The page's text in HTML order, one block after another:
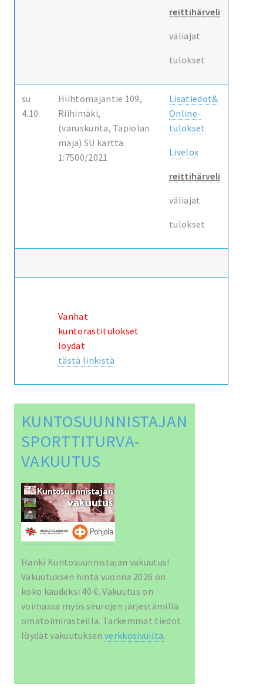
reittihärveli
väliajat
tulokset
su
4.10.
Hiihtomajantie 109,
Riihimäki,
(varuskunta, Tapiolan
maja) SU kartta
1:7500/2021
Lisätiedot&
Online-
tulokset
Livelox
reittihärveli
väliajat
tulokset
Vanhat
kuntorastitulokset
löydät
tästä linkistä
KUNTOSUUNNISTAJAN
SPORTTITURVA-
VAKUUTUS
Hanki Kuntosuunnistajan vakuutus!
Vakuutuksen hinta vuonna 2026 on
koko kaudeksi 40 €. Vakuutus on
voimassa myös seurojen järjestämillä
omatoimirasteilla. Tarkemmat tiedot
löydät vakuutuksenverkkosivuilta.